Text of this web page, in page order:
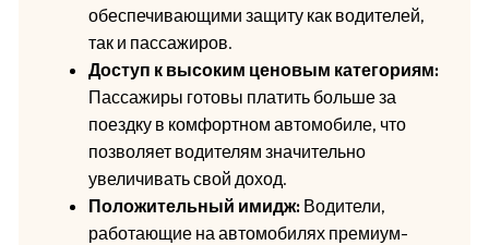
обеспечивающими защиту как водителей,
так и пассажиров.
Доступ к высоким ценовым категориям:
Пассажиры готовы платить больше за
поездку в комфортном автомобиле, что
позволяет водителям значительно
увеличивать свой доход.
Положительный имидж:Водители,
работающие на автомобилях премиум-